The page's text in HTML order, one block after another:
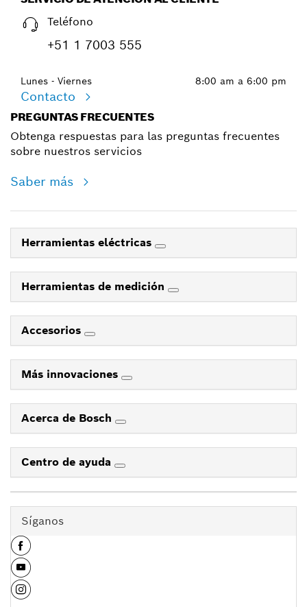
Teléfono
+51 1 7003 555
Lunes - Viernes 8:00 am a 6:00 pm
Contacto
PREGUNTAS FRECUENTES
Obtenga respuestas para las preguntas frecuentes
sobre nuestros servicios
Saber más
Herramientas eléctricas
Herramientas de medición
Accesorios
Más innovaciones
Acerca de Bosch
Centro de ayuda
Síganos